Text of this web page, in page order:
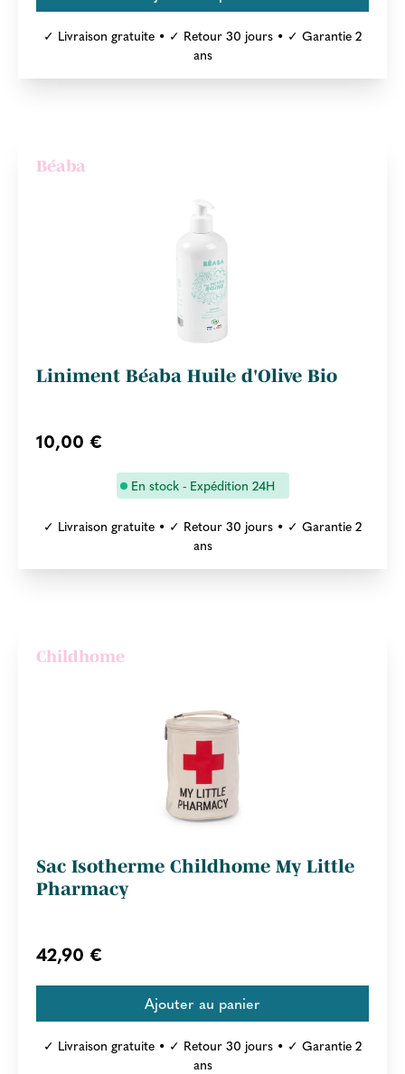
✓ Livraison gratuite • ✓ Retour 30 jours • ✓ Garantie 2
ans
Béaba
Liniment Béaba Huile d'Olive Bio
10,00 €
En stock - Expédition 24H
✓ Livraison gratuite • ✓ Retour 30 jours • ✓ Garantie 2
ans
Childhome
Sac Isotherme Childhome My Little
Pharmacy
42,90 €
✓ Livraison gratuite • ✓ Retour 30 jours • ✓ Garantie 2
ans